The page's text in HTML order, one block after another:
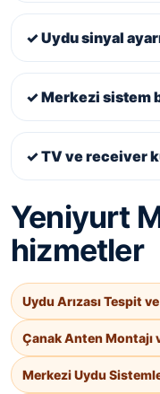
✓ Uydu sinyal
✓ Merkezi sistem
✓ TV ve receiver
Yeniyurt
hizmetler
Uydu Arızası Tespit ve
Çanak Anten Montajı
Merkezi Uydu